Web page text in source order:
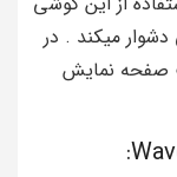
دشوار میکند . در
صفحه نمایش